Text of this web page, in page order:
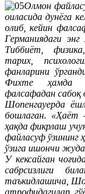
Олмон
оиласида дунёга
олиб, кейин
Германиядаги
Тиббиёт,
тарих,
фанларини
Фихте ҳамда
фалсафадан сабоқ
Шопенгауерда
бошлаган. «Ҳаёт
ҳақда фикрлаш
файласуф ўзининг
ўзига ишончи жуда
У кексайган
сабрсизлиги
таъкидлашича,
атрофидагилар